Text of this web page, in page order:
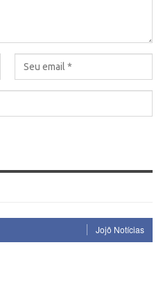
Jojô Notícias